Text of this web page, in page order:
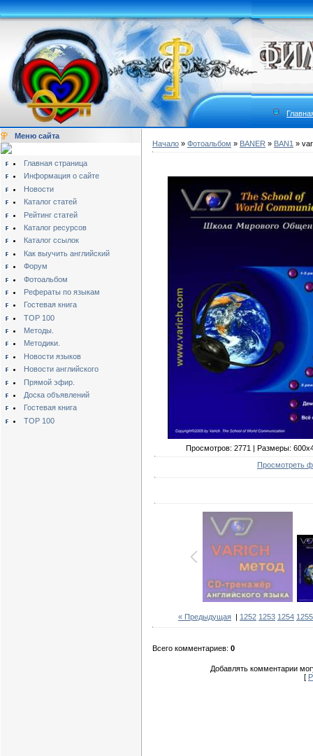
Меню сайта
Главная страница
Информация о сайте
Новости
Каталог статей
Рейтинг статей
Каталог ресурсов
Каталог ссылок
Как выучить английский
Форум
Фотоальбом
Рефераты по языкам
Гостевая книга
TOP 100
Методы.
Методики.
Новости языков
Новости английского
Прямой эфир.
Доска объявлений
Гостевая книга
TOP 100
Начало » Фотоальбом » BANER » BAN1 »
Просмотров: 2771 | Размеры:
Просмотреть
« Предыдущая | 1252 1253 1254 1255
Всего комментариев: 0
Добавлять комментарии
[